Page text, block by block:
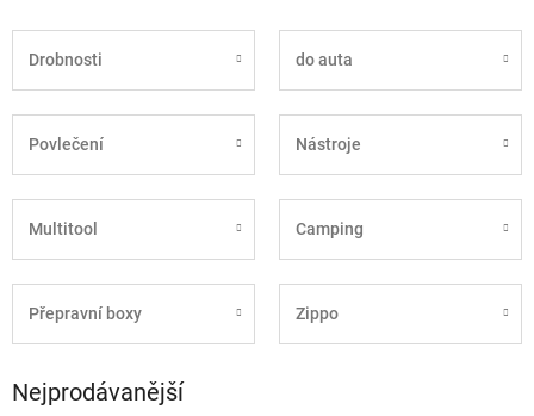
Drobnosti do auta
Povlečení Nástroje
Multitool Camping
Přepravní boxy Zippo
Nejprodávanější